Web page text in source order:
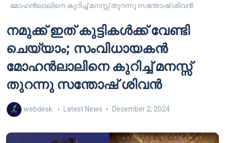
മോഹൻലാലിനെ കുറിച്ച് മനസ്സ് തുറന്നു സന്തോഷ് ശിവൻ
നമുക്ക് ഇത് കുട്ടികൾക്ക് വേണ്ടി
ചെയ്യാം; സംവിധായകൻ
മോഹൻലാലിനെ കുറിച്ച് മനസ്സ്
തുറന്നു സന്തോഷ് ശിവൻ
webdesk Latest News December 2, 2024